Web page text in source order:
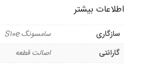
اطلاعات بیشتر
سازگاری
سامسونگ S10e
گارانتی
اصالت قطعه